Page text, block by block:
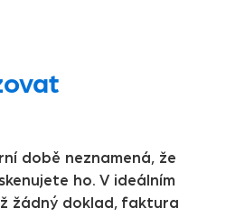
době neznamená, že
ho. V ideálním
žádný doklad, faktura